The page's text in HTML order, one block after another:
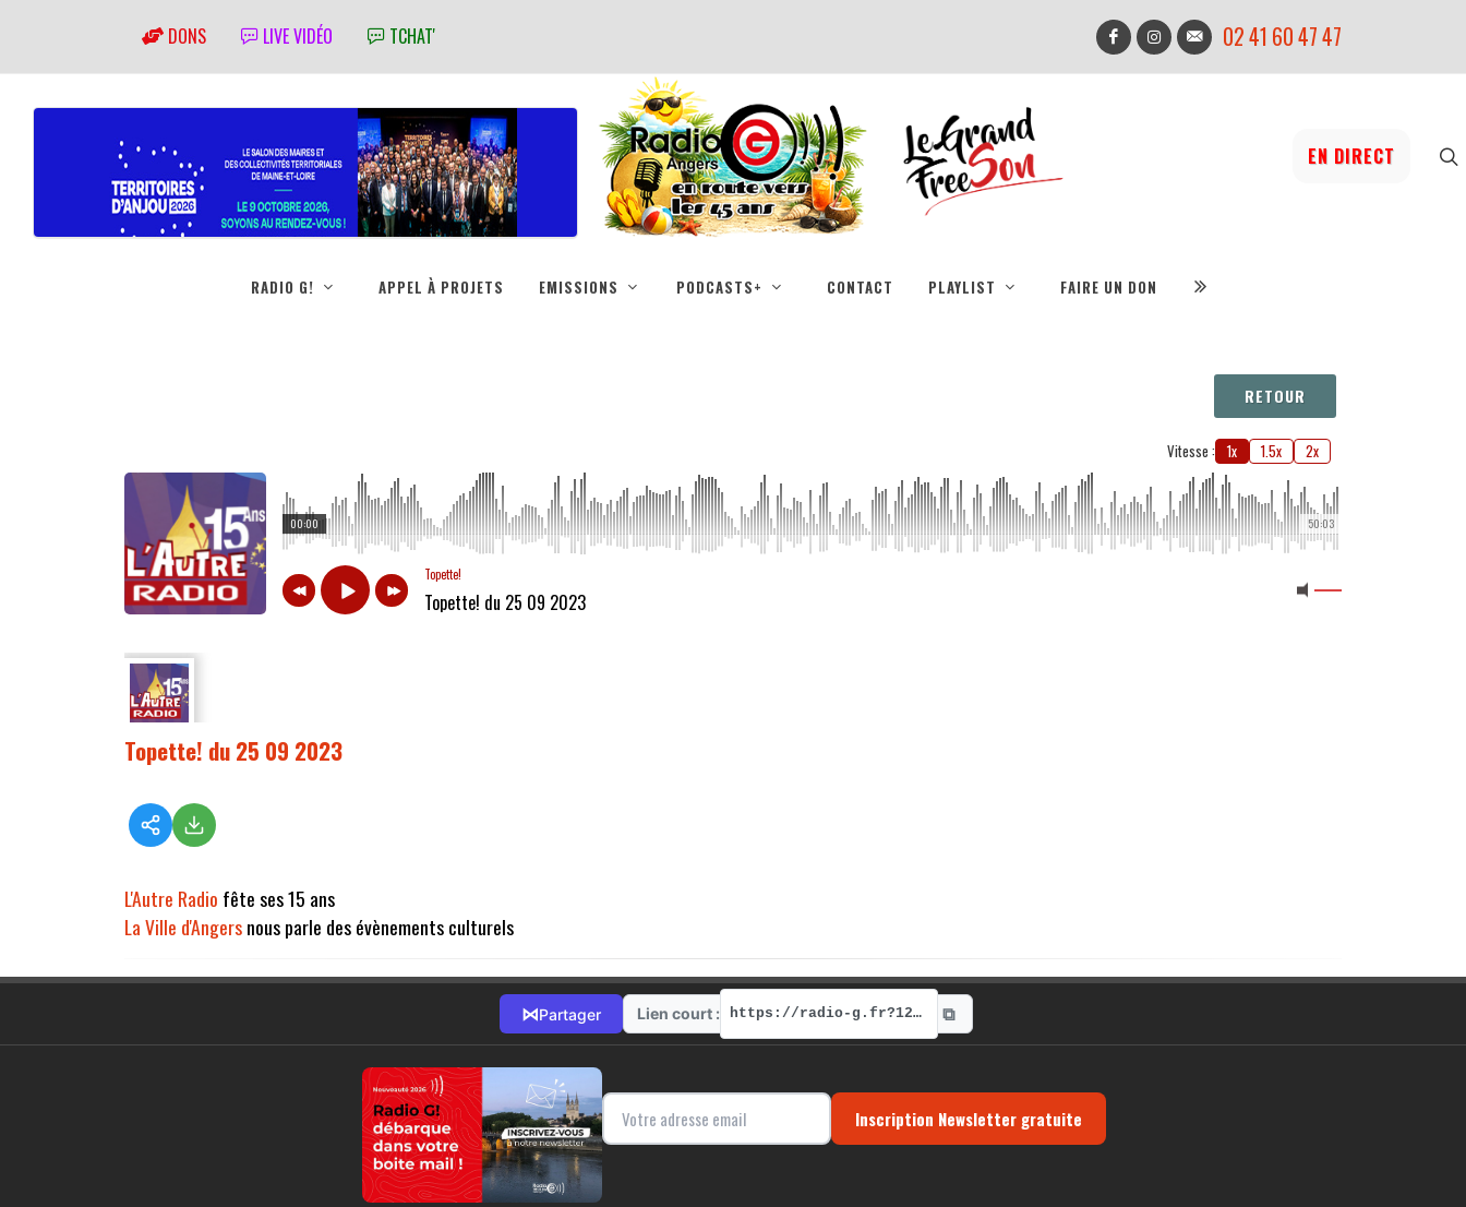
DONS LIVE VIDÉO TCHAT' 02 41 60 47 47
EN DIRECT
RADIO G! APPEL À PROJETS EMISSIONS PODCASTS+ CONTACT PLAYLIST FAIRE UN DON
RETOUR
Vitesse : 1x 1.5x 2x
50:03
00:00
Topette!
Topette! du 25 09 2023
Topette! du 25 09 2023
L'Autre Radio fête ses 15 ans
La Ville d'Angersnous parle des évènements culturels
⋈Partager Lien court : https://radio-g.fr?12569 ⧉
Inscription Newsletter gratuite